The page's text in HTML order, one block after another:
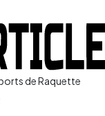
de Raquette